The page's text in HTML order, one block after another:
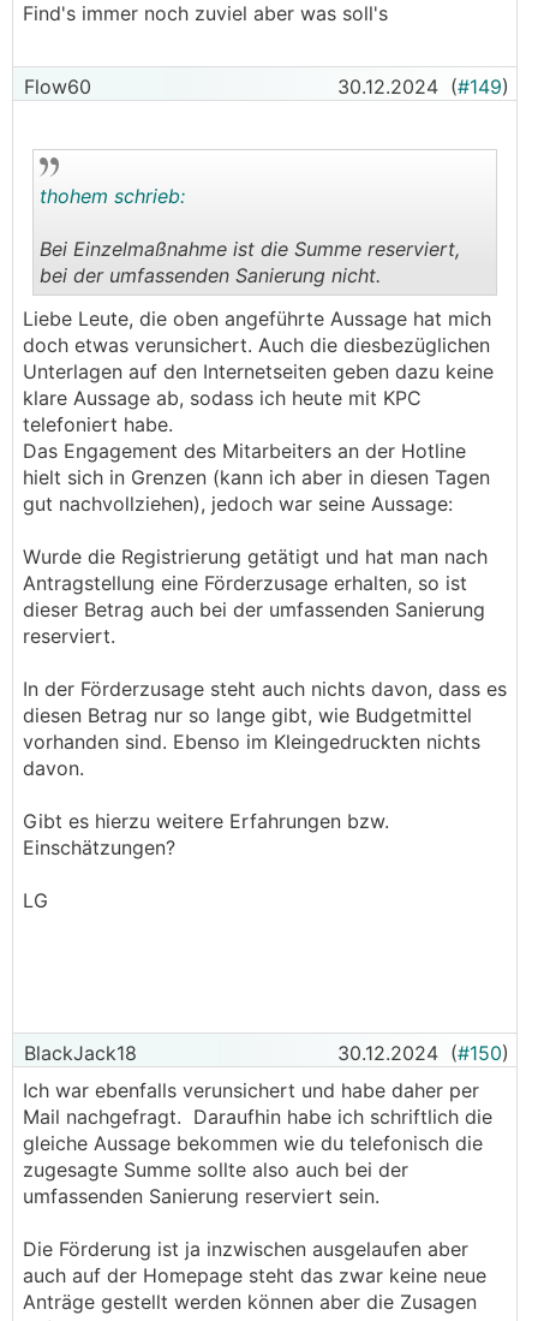
Find's immer noch zuviel aber was soll's
Flow60 30.12.2024 (#149)
..
thohem schrieb:
Bei Einzelmaßnahme ist die Summe reserviert,
bei der umfassenden Sanierung nicht.
Liebe Leute, die oben angeführte Aussage hat mich
doch etwas verunsichert. Auch die diesbezüglichen
Unterlagen auf den Internetseiten geben dazu keine
klare Aussage ab, sodass ich heute mit KPC
telefoniert habe.
Das Engagement des Mitarbeiters an der Hotline
hielt sich in Grenzen (kann ich aber in diesen Tagen
gut nachvollziehen), jedoch war seine Aussage:
Wurde die Registrierung getätigt und hat man nach
Antragstellung eine Förderzusage erhalten, so ist
dieser Betrag auch bei der umfassenden Sanierung
reserviert.
In der Förderzusage steht auch nichts davon, dass es
diesen Betrag nur so lange gibt, wie Budgetmittel
vorhanden sind. Ebenso im Kleingedruckten nichts
davon.
Gibt es hierzu weitere Erfahrungen bzw.
Einschätzungen?
LG
BlackJack18 30.12.2024 (#150)
Ich war ebenfalls verunsichert und habe daher per
Mail nachgefragt. Daraufhin habe ich schriftlich die
gleiche Aussage bekommen wie du telefonisch die
zugesagte Summe sollte also auch bei der
umfassenden Sanierung reserviert sein.
Die Förderung ist ja inzwischen ausgelaufen aber
auch auf der Homepage steht das zwar keine neue
Anträge gestellt werden können aber die Zusagen